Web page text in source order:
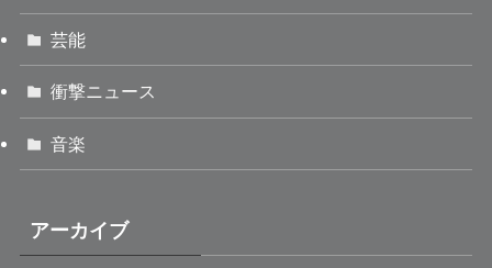
芸能
衝撃ニュース
音楽
アーカイブ